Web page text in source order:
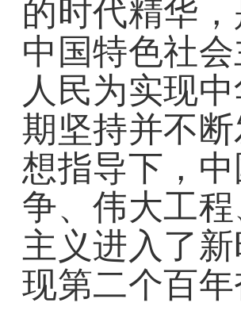
的时代精华
中国特色社
人民为实现
期坚持并不
想指导下，
争、伟大工
主义进入了
现第二个百